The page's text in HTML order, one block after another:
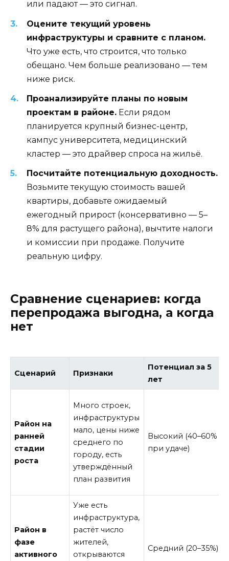
или падают — это сигнал.
Оцените текущий уровень
инфраструктуры и сравните с планом.
Что уже есть, что строится, что только
обещано. Чем больше реализовано — тем
ниже риск.
Проанализируйте планы по новым
проектам в районе. Если рядом
планируется крупный бизнес-центр,
кампус университета, медицинский
кластер — это драйвер спроса на жильё.
Посчитайте потенциальную доходность.
Возьмите текущую стоимость вашей
квартиры, добавьте ожидаемый
ежегодный прирост (консервативно — 5–
8% для растущего района), вычтите налоги
и комиссии при продаже. Получите
реальную цифру.
Сравнение сценариев: когда
перепродажа выгодна, а когда
нет
Сценарий Признаки
Потенциал за 5
лет
Район на
ранней
стадии
роста
Много строек,
инфраструктуры
мало, цены ниже
среднего по
городу, есть
утверждённый
план развития
Высокий (40–60%
при удаче)
Район в
фазе
активного
Уже есть
инфраструктура,
растёт число
жителей,
открываются
Средний (20–35%)